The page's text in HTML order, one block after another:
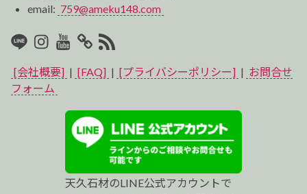
email: 759@ameku148.com
LINEInstagram
Youtube
マ
イ
ス
ト
ロ
RSS2
[会社概要] | [FAQ] | [プライバシーポリシー] | お問合せ
フォーム
天久石材のLINE公式アカウントで